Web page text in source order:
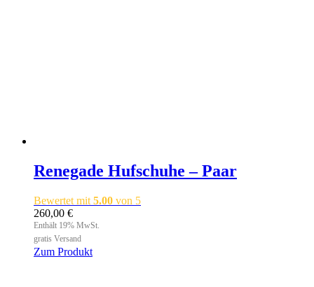
Renegade Hufschuhe – Paar
Bewertet mit 5.00 von 5
260,00 €
Enthält 19% MwSt.
gratis Versand
Zum Produkt